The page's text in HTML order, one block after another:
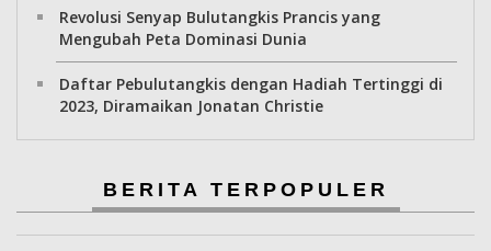
Revolusi Senyap Bulutangkis Prancis yang
Mengubah Peta Dominasi Dunia
Daftar Pebulutangkis dengan Hadiah Tertinggi di
2023, Diramaikan Jonatan Christie
BERITA TERPOPULER